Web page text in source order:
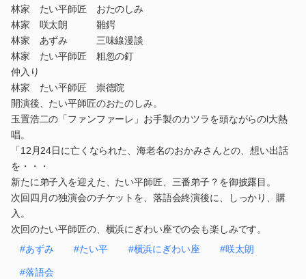
林家 たい平師匠 おたのしみ
林家 咲太朗 雛鍔
林家 あずみ 三味線漫談
林家 たい平師匠 粗忽の釘
仲入り
林家 たい平師匠 崇徳院
開演後、たい平師匠のおたのしみ。
玉置浩二の「ファンファーレ」お手製のカツラを頭ながらのl大熱
唱。
「12月24日に亡くなられた、海老名のおかみさんとの、想い出話
を・・・
新たに弟子入を迎えた、たい平師匠、三番弟子？を御披露目。
次回四月の独演会のチケットを、落語会終演後に、しっかり、購
入。
次回のたい平師匠の、横浜にぎわい座での会も楽しみです。
#あずみ
#たい平 #横浜にぎわい座 #咲太朗
#落語会